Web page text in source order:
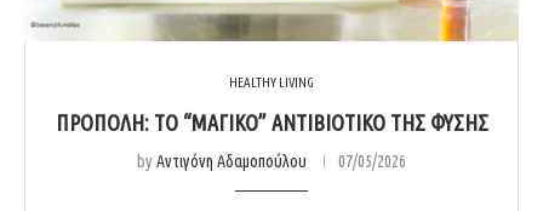
HEALTHY LIVING
ΠΡΌΠΟΛΗ: ΤΟ “ΜΑΓΙΚΌ” ΑΝΤΙΒΙΟΤΙΚΌ ΤΗΣ ΦΎΣΗΣ
byΑντιγόνη Αδαμοπούλου 07/05/2026